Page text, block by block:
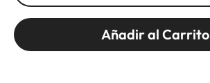
Añadir al Carrito